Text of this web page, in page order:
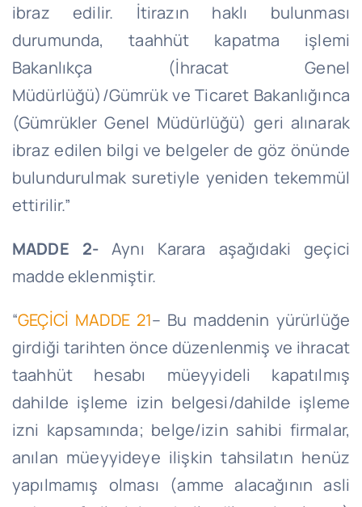
ibraz edilir. İtirazın haklı bulunması
durumunda, taahhüt kapatma işlemi
Bakanlıkça (İhracat Genel
Müdürlüğü)/Gümrük ve Ticaret Bakanlığınca
(Gümrükler Genel Müdürlüğü) geri alınarak
ibraz edilen bilgi ve belgeler de göz önünde
bulundurulmak suretiyle yeniden tekemmül
ettirilir.”
MADDE 2- Aynı Karara aşağıdaki geçici
madde eklenmiştir.
“GEÇİCİ MADDE 21– Bu maddenin yürürlüğe
girdiği tarihten önce düzenlenmiş ve ihracat
taahhüt hesabı müeyyideli kapatılmış
dahilde işleme izin belgesi/dahilde işleme
izni kapsamında; belge/izin sahibi firmalar,
anılan müeyyideye ilişkin tahsilatın henüz
yapılmamış olması (amme alacağının asli